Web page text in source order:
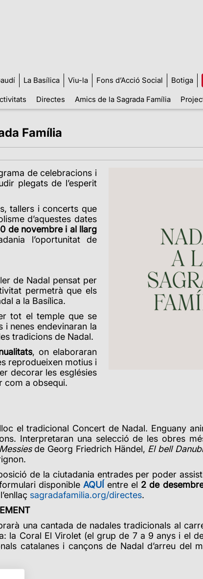
La Basílica Viu-la Fons d’Acció Social Botiga
Directes Amics de la Sagrada Família
Família
de celebracions i
plegats de l’esperit
tallers i concerts que
d’aquestes dates
de novembre i al llarg
l’oportunitat de
de Nadal pensat per
permetrà que els
a la Basílica.
tot el temple que se
i nenes endevinaran la
tradicions de Nadal.
, on elaboraran
reprodueixen motius i
decorar les esglésies
com a obsequi.
el tradicional Concert de Nadal. Enguany
Interpretaran una selecció de les obres
de Georg Friedrich Händel, El bell
de la ciutadania entrades per poder
disponibleAQUÍ entre el 2 de
sagradafamilia.org/directes.
una cantada de nadales tradicionals al
la Coral El Virolet (el grup de 7 a 9 anys i el
catalanes i cançons de Nadal d’arreu del